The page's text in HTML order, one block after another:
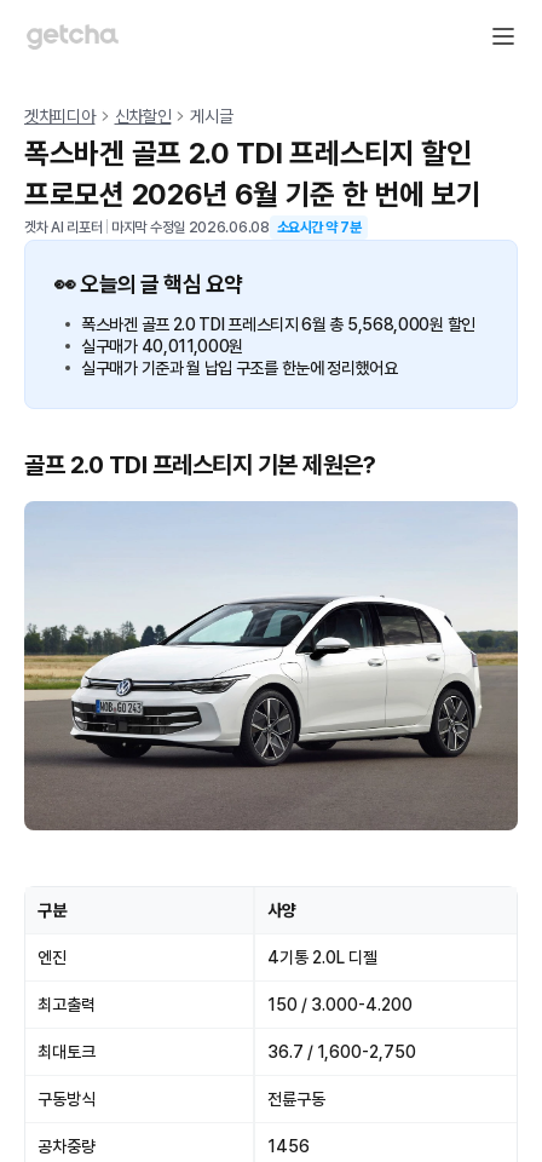
겟차피디아 신차할인 게시글
폭스바겐 골프 2.0 TDI 프레스티지 할인
프로모션 2026년 6월 기준 한 번에 보기
겟차 AI 리포터 마지막 수정일 2026.06.08 소요시간 약7분
👀 오늘의 글 핵심 요약
폭스바겐 골프 2.0 TDI 프레스티지 6월 총 5,568,000원 할인
실구매가 40,011,000원
실구매가 기준과 월 납입 구조를 한눈에 정리했어요
골프 2.0 TDI 프레스티지 기본 제원은?
구분 사양
엔진 4기통 2.0L 디젤
최고출력 150 / 3.000-4.200
최대토크 36.7 / 1,600-2,750
구동방식 전륜구동
공차중량 1456